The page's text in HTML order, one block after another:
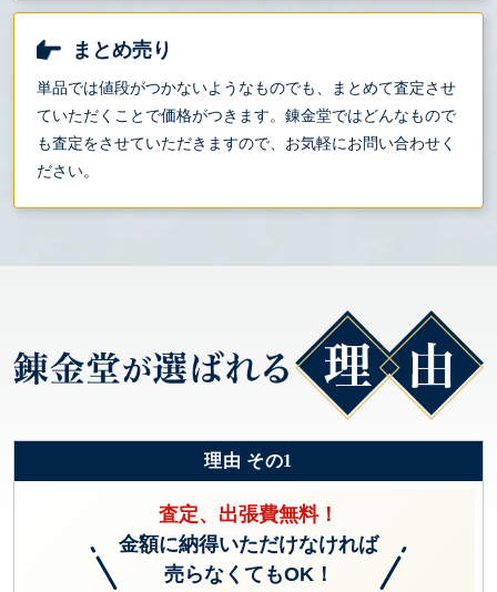
まとめ売り
単品では値段がつかないようなものでも、まとめて査定させ
ていただくことで価格がつきます。錬金堂ではどんなもので
も査定をさせていただきますので、お気軽にお問い合わせく
ださい。
理由 その1
査定、出張費無料！
金額に納得いただけなければ
売らなくてもOK！